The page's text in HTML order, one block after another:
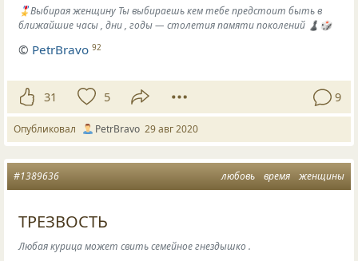
🎖Выбирая женщину Ты выбираешь кем тебе предстоит быть в
ближайшие часы , дни , годы — столетия памяти поколений ♟🎲
© PetrBravo 92
31 5 9
Опубликовал PetrBravo 29 авг 2020
любовь время женщины
#1389636
ТРЕЗВОСТЬ
Любая курица может свить семейное гнездышко .